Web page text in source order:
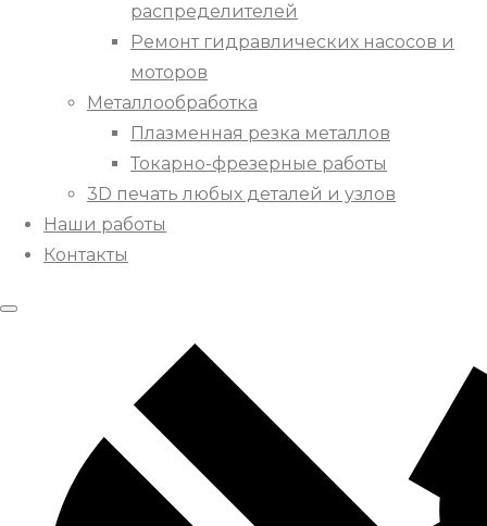
распределителей
Ремонт гидравлических насосов и
моторов
Металлообработка
Плазменная резка металлов
Токарно-фрезерные работы
3D печать любых деталей и узлов
Наши работы
Контакты